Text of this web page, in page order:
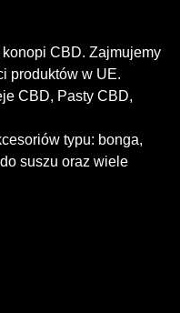
konopi CBD. Zajmujemy
produktów w UE.
CBD, Pasty CBD,
typu: bonga,
suszu oraz wiele